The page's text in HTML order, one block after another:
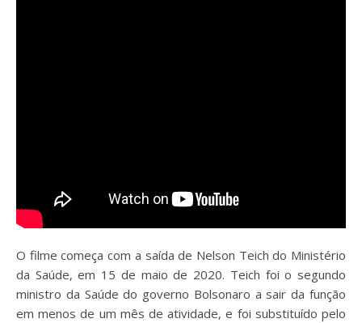
O filme começa com a saída de Nelson Teich do Ministério
da Saúde, em 15 de maio de 2020. Teich foi o segundo
ministro da Saúde do governo Bolsonaro a sair da função
em menos de um mês de atividade, e foi substituído pelo